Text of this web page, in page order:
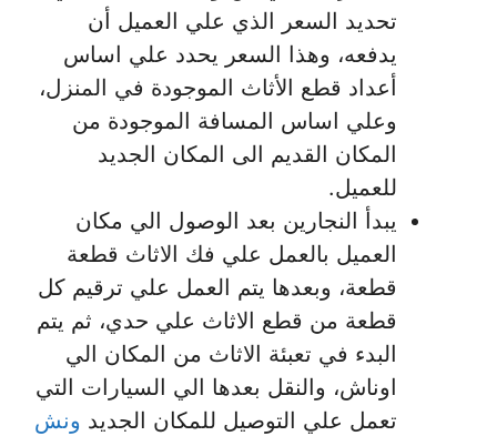
تحديد السعر الذي علي العميل أن
يدفعه، وهذا السعر يحدد علي اساس
أعداد قطع الأثاث الموجودة في المنزل،
وعلي اساس المسافة الموجودة من
المكان القديم الى المكان الجديد
للعميل.
يبدأ النجارين بعد الوصول الي مكان
العميل بالعمل علي فك الاثاث قطعة
قطعة، وبعدها يتم العمل علي ترقيم كل
قطعة من قطع الاثاث علي حدي، ثم يتم
البدء في تعبئة الاثاث من المكان الي
اوناش، والنقل بعدها الي السيارات التي
تعمل علي التوصيل للمكان الجديد ونش